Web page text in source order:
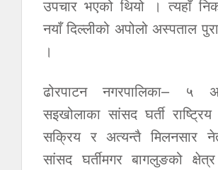
उपचार भएको थियो । त्यहाँ
नयाँ दिल्लीको अपोलो अस्पताल
।
ढोरपाटन नगरपालिका– ५
सइखोलाका सांसद घर्ती राष्ट्रिय
सक्रिय र अत्यन्तै मिलनसार
सांसद घर्तीमगर बागलुङको